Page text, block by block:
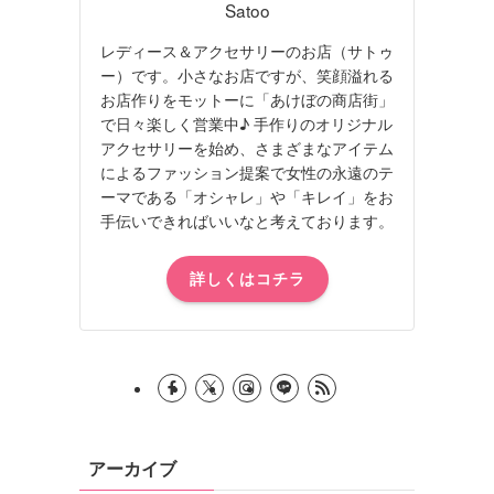
Satoo
レディース＆アクセサリーのお店（サトゥ
ー）です。小さなお店ですが、笑顔溢れる
お店作りをモットーに「あけぼの商店街」
で日々楽しく営業中♪ 手作りのオリジナル
アクセサリーを始め、さまざまなアイテム
によるファッション提案で女性の永遠のテ
ーマである「オシャレ」や「キレイ」をお
手伝いできればいいなと考えております。
詳しくはコチラ
アーカイブ